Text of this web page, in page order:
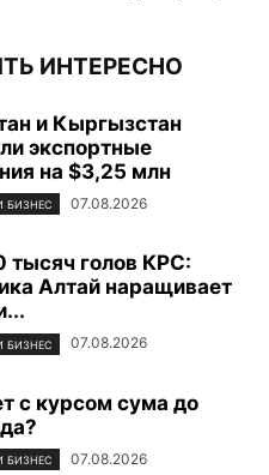
ИНТЕРЕСНО
и Кыргызстан
экспортные
на $3,25 млн
БИЗНЕС 07.08.2026
тысяч голов КРС:
Алтай наращивает
БИЗНЕС 07.08.2026
с курсом сума до
БИЗНЕС 07.08.2026